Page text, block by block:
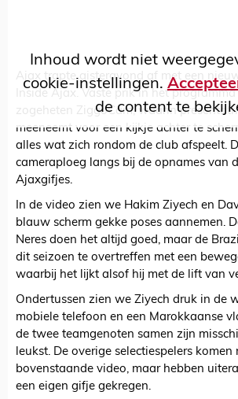
Inhoud wordt niet
cookie-instellingen.
de content te
Ajax trapte gisteravond af met een
Inside Ajax. Vaste prik in het
zogeheten ZiggoCam, waarin
meeneemt voor een kijkje achter te
alles wat zich rondom de club afspeelt.
cameraploeg langs bij de opnames van
Ajaxgifjes.
In de video zien we Hakim Ziyech en
blauw scherm gekke poses aannemen.
Neres doen het altijd goed, maar de
dit seizoen te overtreffen met een
waarbij het lijkt alsof hij met de lift van
Ondertussen zien we Ziyech druk in de
mobiele telefoon en een Marokkaanse
de twee teamgenoten samen zijn
leukst. De overige selectiespelers komen
bovenstaande video, maar hebben
een eigen gifje gekregen.